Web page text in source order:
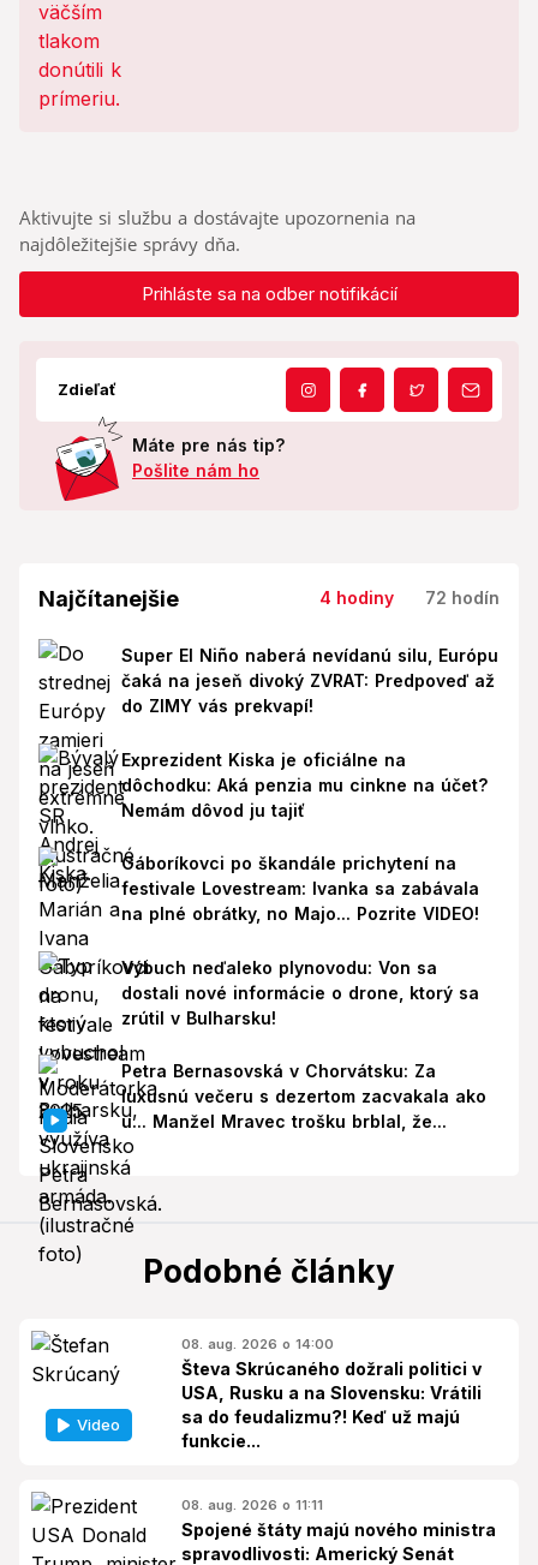
Aktivujte si službu a dostávajte upozornenia na
najdôležitejšie správy dňa.
Prihláste sa na odber notifikácií
Zdieľať
Máte pre nás tip?
Pošlite nám ho
Najčítanejšie 4 hodiny 72 hodín
Super El Niño naberá nevídanú silu, Európu
čaká na jeseň divoký ZVRAT: Predpoveď až
do ZIMY vás prekvapí!
Exprezident Kiska je oficiálne na
dôchodku: Aká penzia mu cinkne na účet?
Nemám dôvod ju tajiť
Gáboríkovci po škandále prichytení na
festivale Lovestream: Ivanka sa zabávala
na plné obrátky, no Majo... Pozrite VIDEO!
Výbuch neďaleko plynovodu: Von sa
dostali nové informácie o drone, ktorý sa
zrútil v Bulharsku!
Petra Bernasovská v Chorvátsku: Za
luxusnú večeru s dezertom zacvakala ako
u... Manžel Mravec trošku brblal, že...
Podobné články
Video
08. aug. 2026 o 14:00
Števa Skrúcaného dožrali politici v
USA, Rusku a na Slovensku: Vrátili
sa do feudalizmu?! Keď už majú
funkcie...
08. aug. 2026 o 11:11
Spojené štáty majú nového ministra
spravodlivosti: Americký Senát